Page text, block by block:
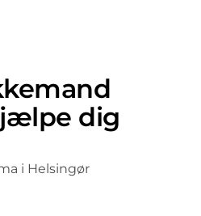
dig
i Helsingør